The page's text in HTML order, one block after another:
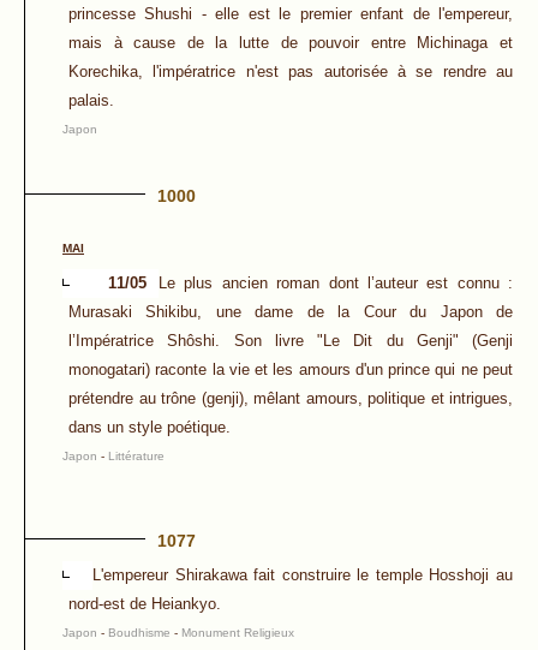
princesse Shushi - elle est le premier enfant de l'empereur,
mais à cause de la lutte de pouvoir entre Michinaga et
Korechika, l'impératrice n'est pas autorisée à se rendre au
palais.
Japon
1000
MAI
11/05
Le plus ancien roman dont l’auteur est connu :
Murasaki Shikibu, une dame de la Cour du Japon de
l’Impératrice Shôshi. Son livre "Le Dit du Genji" (Genji
monogatari) raconte la vie et les amours d'un prince qui ne peut
prétendre au trône (genji), mêlant amours, politique et intrigues,
dans un style poétique.
Japon - Littérature
1077
L'empereur Shirakawa fait construire le temple Hosshoji au
nord-est de Heiankyo.
Japon - Boudhisme - Monument Religieux